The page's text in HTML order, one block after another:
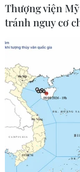
Anh không
người mắc
05/01/2022 14:48
Thượng viện
tránh nguy cơ